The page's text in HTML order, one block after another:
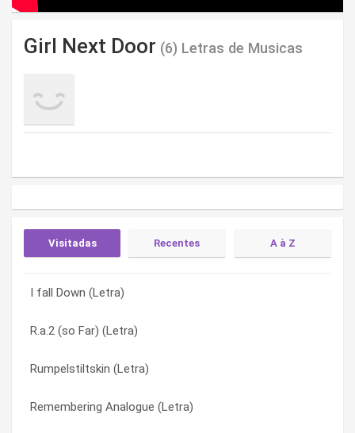
Girl Next Door (6) Letras de Musicas
Visitadas Recentes A à Z
I fall Down (Letra)
R.a.2 (so Far) (Letra)
Rumpelstiltskin (Letra)
Remembering Analogue (Letra)
Runaway Trains (Letra)
Rumpelstiltskin (Letra)
I fall Down (Letra)
R.a.2 (so Far) (Letra)
I fall Down (Letra)
Mosquitos (Letra)
R.a.2 (so Far) (Letra)
Remembering Analogue (Letra)